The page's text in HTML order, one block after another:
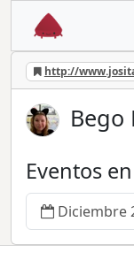
http://
Bego
Eventos
Diciembre